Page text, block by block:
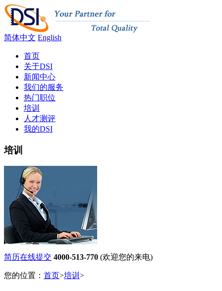
简体中文 English
首页
关于DSI
新闻中心
我们的服务
热门职位
培训
人才测评
我的DSI
培训
简历在线提交 4000-513-770 (欢迎您的来电)
您的位置： 首页>培训 >